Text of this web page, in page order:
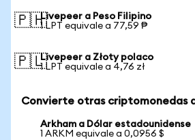
🇵🇭Livepeer a Peso Filipino
1 LPT equivale a 77,59 ₱
🇵🇱Livepeer a Złoty polaco
1 LPT equivale a 4,76 zł
Convierte otras criptomonedas a
Arkham a Dólar estadounidense
1 ARKM equivale a 0,0956 $